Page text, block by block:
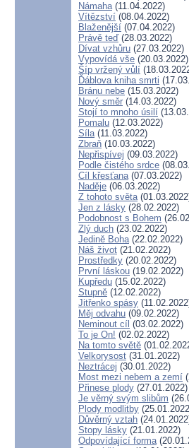
Námaha(11.04.2022)
Vítězství (08.04.2022)
Blaženější (07.04.2022)
Právě teď (28.03.2022)
Dívat vzhůru (27.03.2022)
Vypovídá vše (20.03.2022)
Šíp vržený vůlí
Ďáblova kniha smrti
Bránu nebe (15.03.2022)
Nový směr (14.03.2022)
Stojí to mnoho úsilí
Pomalu (12.03.2022)
Síla(11.03.2022)
Zbraň (10.03.2022)
Nepřispívej (09.03.2022)
Podle čistého srdce
Cíl křesťana(07.03.2022)
Naděje (06.03.2022)
Z tohoto světa
Jen z lásky (28.02.2022)
Podobnost s Bohem
Zlý duch (23.02.2022)
Jedině Boha(22.02.2022)
Náš život (21.02.2022)
Prostředky (20.02.2022)
První láskou (19.02.2022)
Kupředu (15.02.2022)
Stupně (12.02.2022)
Jitřenko spásy
Měj odvahu (09.02.2022)
Neminout cíl (03.02.2022)
To je On! (02.02.2022)
Na tomto světě
Velkorysost (31.01.2022)
Neztrácej (30.01.2022)
Most mezi nebem a zemí
Přinese plody (27.01.2022)
Je věrný svým slibům
Plody modlitby
Důvěrný vztah
Stopy lásky (21.01.2022)
Odpovídající forma